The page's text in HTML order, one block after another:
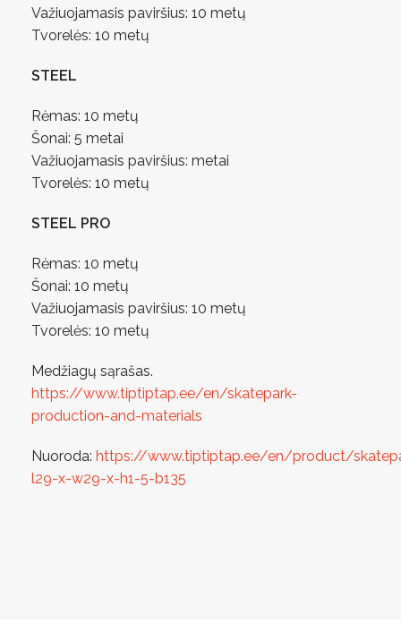
Važiuojamasis paviršius: 10 metų
Tvorelės: 10 metų
STEEL
Rėmas: 10 metų
Šonai: 5 metai
Važiuojamasis paviršius: metai
Tvorelės: 10 metų
STEEL PRO
Rėmas: 10 metų
Šonai: 10 metų
Važiuojamasis paviršius: 10 metų
Tvorelės: 10 metų
Medžiagų sąrašas.
https://www.tiptiptap.ee/en/skatepark-
production-and-materials
Nuoroda: https://www.tiptiptap.ee/en/product/
l29-x-w29-x-h1-5-b135